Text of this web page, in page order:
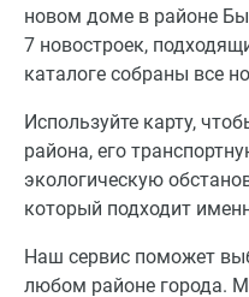
новом доме в районе
7 новостроек,
каталоге собраны все
Используйте карту,
района, его
экологическую
который подходит
Наш сервис поможет
любом районе города.